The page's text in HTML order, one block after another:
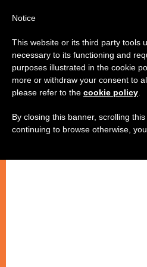
في شخص يسوع
القسم الثالث
Notice
This website or its third party tools
necessary to its functioning and
purposes illustrated in the cookie
more or withdraw your consent to
please refer to the cookie policy
By closing this banner, scrolling
continuing to browse otherwise,